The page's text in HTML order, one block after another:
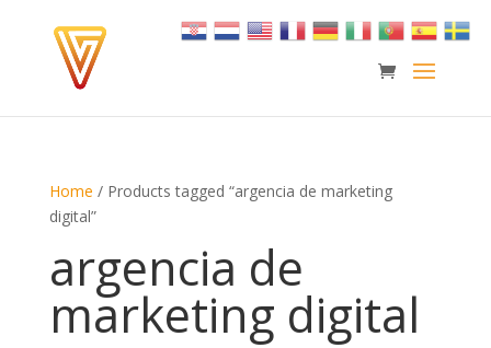
Home / Products tagged “argencia de marketing
digital”
argencia de
marketing digital